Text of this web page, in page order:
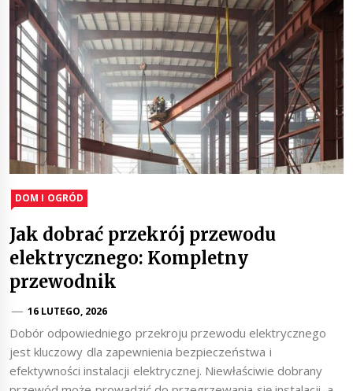
DOM I OGRÓD
Jak dobrać przekrój przewodu
elektrycznego: Kompletny
przewodnik
16 LUTEGO, 2026
Dobór odpowiedniego przekroju przewodu elektrycznego
jest kluczowy dla zapewnienia bezpieczeństwa i
efektywności instalacji elektrycznej. Niewłaściwie dobrany